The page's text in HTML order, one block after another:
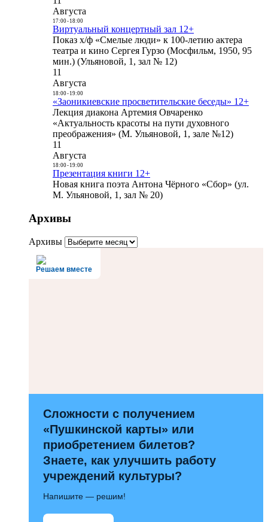
Августа
17:00- 18:00
Виртуальный концертный зал 12+
Показ х/ф «Смелые люди» к 100-летию актера
театра и кино Сергея Гурзо (Мосфильм, 1950, 95
мин.) (Ульяновой, 1, зал № 12)
11
Августа
18:00- 19:00
«Заоникиевские просветительские беседы» 12+
Лекция диакона Артемия Овчаренко
«Актуальность красоты на пути духовного
преображения» (М. Ульяновой, 1, зале №12)
11
Августа
18:00- 19:00
Презентация книги 12+
Новая книга поэта Антона Чёрного «Сбор» (ул.
М. Ульяновой, 1, зал № 20)
Архивы
Архивы
Решаем вместе
Сложности с получением
«Пушкинской карты» или
приобретением билетов?
Знаете, как улучшить работу
учреждений культуры?
Напишите — решим!